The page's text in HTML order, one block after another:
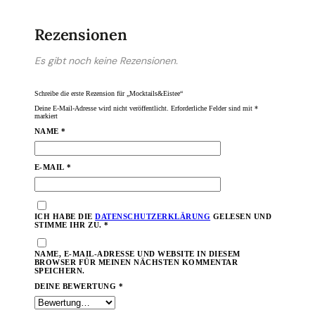
Rezensionen
Es gibt noch keine Rezensionen.
Schreibe die erste Rezension für „Mocktails&Eistee“
Deine E-Mail-Adresse wird nicht veröffentlicht. Erforderliche Felder sind mit *
markiert
NAME*
E-MAIL*
ICH HABE DIEDATENSCHUTZERKLÄRUNG GELESEN UND
STIMME IHR ZU. *
NAME, E-MAIL-ADRESSE UND WEBSITE IN DIESEM
BROWSER FÜR MEINEN NÄCHSTEN KOMMENTAR
SPEICHERN.
DEINE BEWERTUNG *